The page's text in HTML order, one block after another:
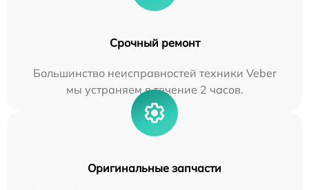
Срочный ремонт
Большинство неисправностей техники Veber
мы устраняем в течение 2 часов.
Оригинальные запчасти